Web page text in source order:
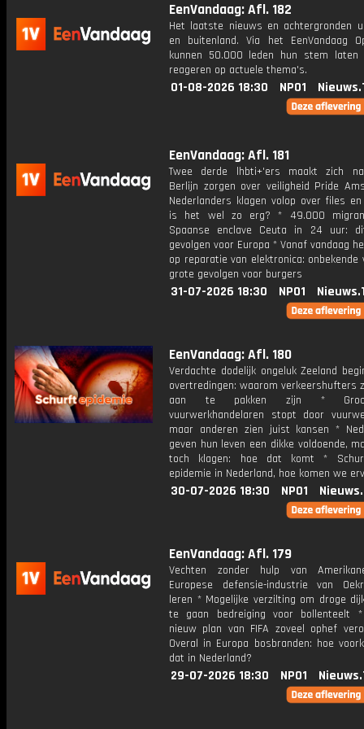
EenVandaag: Afl. 182
Het laatste nieuws en achtergronden
en buitenland. Via het EenVandaag
kunnen 50.000 leden hun stem laten
reageren op actuele thema's.
01-08-2026 18:30 NPO1
EenVandaag: Afl. 181
Twee derde lhbti+'ers maakt zich
Berlijn zorgen over veiligheid Pride
Nederlanders klagen volop over files
is het wel zo erg? * 49.000
Spaanse enclave Ceuta in 24 uur:
gevolgen voor Europa * Vanaf vandaag
op reparatie van elektronica:
grote gevolgen voor burgers
31-07-2026 18:30 NPO1
EenVandaag: Afl. 180
Verdachte dodelijk ongeluk Zeeland
overtredingen: waarom verkeershufters
aan te pakken zijn *
vuurwerkhandelaren stopt door
maar anderen zien juist kansen *
geven hun leven een dikke voldoende,
toch klagen: hoe dat komt *
epidemie in Nederland, hoe komen we
30-07-2026 18:30 NPO1
EenVandaag: Afl. 179
Vechten zonder hulp van
Europese defensie-industrie van
leren * Mogelijke verzilting om droge
te gaan bedreiging voor bollenteelt *
nieuw plan van FIFA zoveel ophef
Overal in Europa bosbranden: hoe
dat in Nederland?
29-07-2026 18:30 NPO1